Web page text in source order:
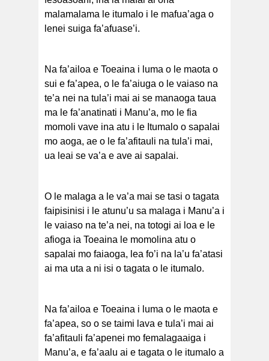
malamalama le itumalo i le mafua’aga o
lenei suiga fa’afuase’i.
Na fa’ailoa e Toeaina i luma o le maota o
sui e fa’apea, o le fa’aiuga o le vaiaso na
te’a nei na tula’i mai ai se manaoga taua
ma le fa’anatinati i Manu’a, mo le fia
momoli vave ina atu i le Itumalo o sapalai
mo aoga, ae o le fa’afitauli na tula’i mai,
ua leai se va’a e ave ai sapalai.
O le malaga a le va’a mai se tasi o tagata
faipisinisi i le atunu’u sa malaga i Manu’a i
le vaiaso na te’a nei, na totogi ai loa e le
afioga ia Toeaina le momolina atu o
sapalai mo faiaoga, lea fo’i na la’u fa’atasi
ai ma uta a ni isi o tagata o le itumalo.
Na fa’ailoa e Toeaina i luma o le maota e
fa’apea, so o se taimi lava e tula’i mai ai
fa’afitauli fa’apenei mo femalagaaiga i
Manu’a, e fa’aalu ai e tagata o le itumalo a